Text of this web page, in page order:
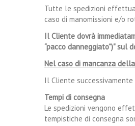
Tutte le spedizioni
caso di manomissioni e/o
Il Cliente dovrà
“pacco danneggiato”)" sul
Nel caso di mancanza
Il Cliente
Tempi di consegna
Le spedizioni vengono
tempistiche di consegna